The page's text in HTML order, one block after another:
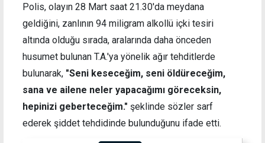
Polis, olayın 28 Mart saat 21.30'da meydana
geldiğini, zanlının 94 miligram alkollü içki tesiri
altında olduğu sırada, aralarında daha önceden
husumet bulunan T.A.'ya yönelik ağır tehditlerde
bulunarak, "Seni keseceğim, seni öldüreceğim,
sana ve ailene neler yapacağımı göreceksin,
hepinizi geberteceğim." şeklinde sözler sarf
ederek şiddet tehdidinde bulunduğunu ifade etti.